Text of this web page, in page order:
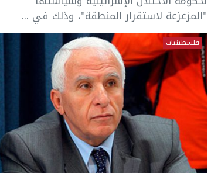
"المزعزعة لاستقرار المنطقة"، وذلك في ...
فلسطينيات